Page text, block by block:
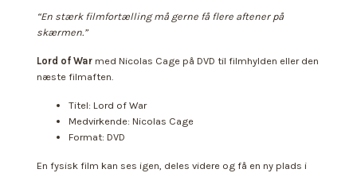
“En stærk filmfortælling må gerne få flere aftener på
skærmen.”
Lord of War med Nicolas Cage på DVD til filmhylden eller den
næste filmaften.
Titel: Lord of War
Medvirkende: Nicolas Cage
Format: DVD
En fysisk film kan ses igen, deles videre og få en ny plads i